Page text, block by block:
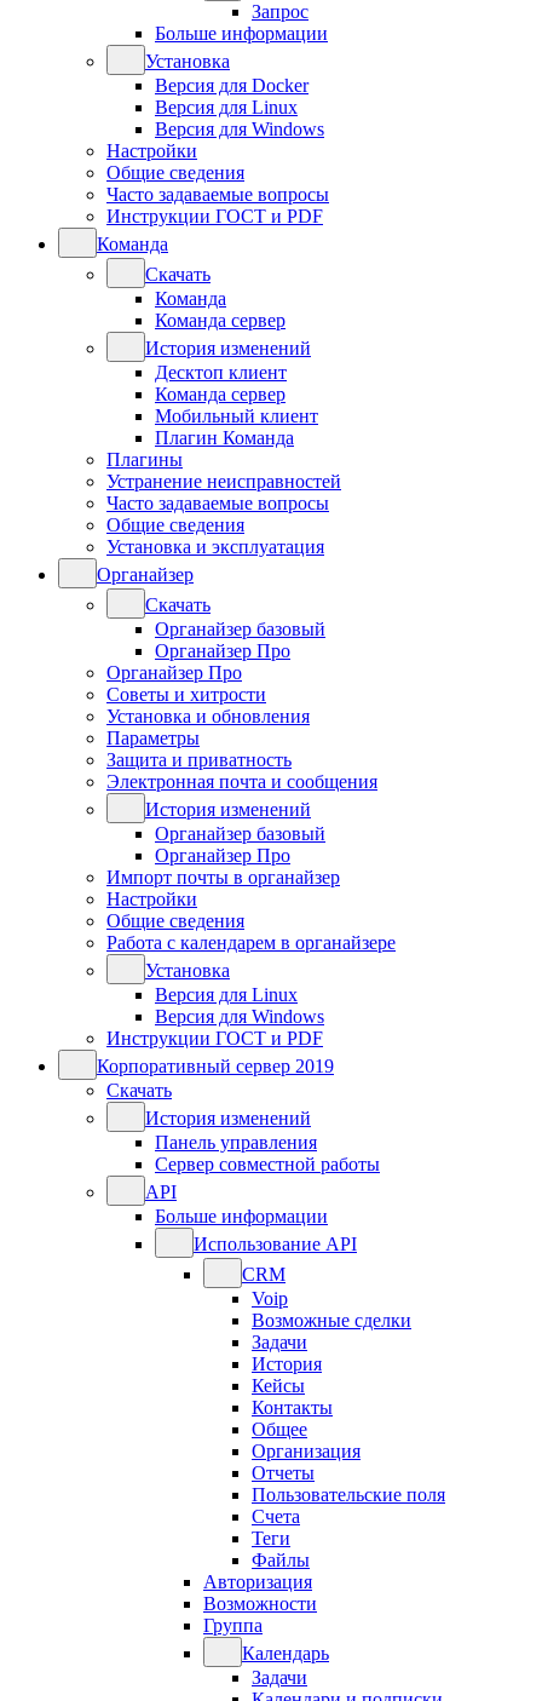
Запрос
Больше информации
Установка
Версия для Docker
Версия для Linux
Версия для Windows
Настройки
Общие сведения
Часто задаваемые вопросы
Инструкции ГОСТ и PDF
Команда
Скачать
Команда
Команда сервер
История изменений
Десктоп клиент
Команда сервер
Мобильный клиент
Плагин Команда
Плагины
Устранение неисправностей
Часто задаваемые вопросы
Общие сведения
Установка и эксплуатация
Органайзер
Скачать
Органайзер базовый
Органайзер Про
Органайзер Про
Советы и хитрости
Установка и обновления
Параметры
Защита и приватность
Электронная почта и сообщения
История изменений
Органайзер базовый
Органайзер Про
Импорт почты в органайзер
Настройки
Общие сведения
Работа с календарем в органайзере
Установка
Версия для Linux
Версия для Windows
Инструкции ГОСТ и PDF
Корпоративный сервер 2019
Скачать
История изменений
Панель управления
Сервер совместной работы
API
Больше информации
Использование API
CRM
Voip
Возможные сделки
Задачи
История
Кейсы
Контакты
Общее
Организация
Отчеты
Пользовательские поля
Счета
Теги
Файлы
Авторизация
Возможности
Группа
Календарь
Задачи